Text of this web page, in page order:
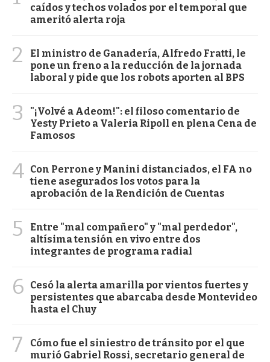
caídos y techos volados por el temporal que
ameritó alerta roja
2
El ministro de Ganadería, Alfredo Fratti, le
pone un freno a la reducción de la jornada
laboral y pide que los robots aporten al BPS
3
"¡Volvé a Adeom!": el filoso comentario de
Yesty Prieto a Valeria Ripoll en plena Cena de
Famosos
4 Con Perrone y Manini distanciados, el FA no
tiene asegurados los votos para la
aprobación de la Rendición de Cuentas
5
Entre "mal compañero" y "mal perdedor",
altísima tensión en vivo entre dos
integrantes de programa radial
6
Cesó la alerta amarilla por vientos fuertes y
persistentes que abarcaba desde Montevideo
hasta el Chuy
7
Cómo fue el siniestro de tránsito por el que
murió Gabriel Rossi, secretario general de